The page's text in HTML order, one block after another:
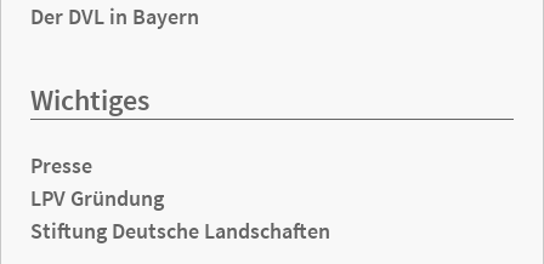
Der DVL in Bayern
Wichtiges
Presse
LPV Gründung
Stiftung Deutsche Landschaften